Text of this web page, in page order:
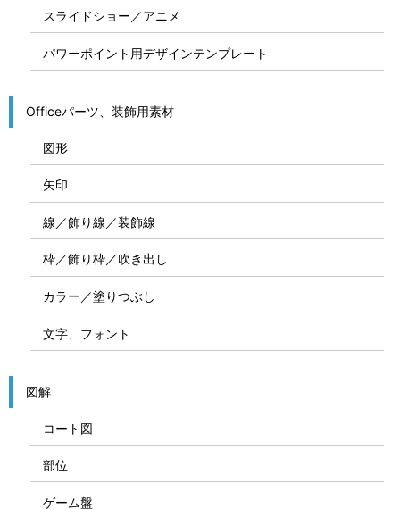
スライドショー／アニメ
パワーポイント用デザインテンプレート
Officeパーツ、装飾用素材
図形
矢印
線／飾り線／装飾線
枠／飾り枠／吹き出し
カラー／塗りつぶし
文字、フォント
図解
コート図
部位
ゲーム盤